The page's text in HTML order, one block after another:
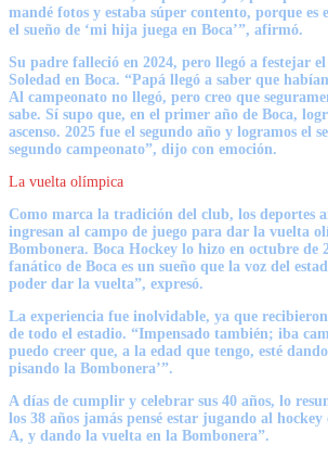
mandé fotos y estaba súper contento, porque es
el sueño de ‘mi hija juega en Boca’”, afirmó.
Su padre falleció en 2024, pero llegó a festejar
Soledad en Boca. “Papá llegó a saber que
Al campeonato no llegó, pero creo que
sabe. Sí supo que, en el primer año de Boca,
ascenso. 2025 fue el segundo año y logramos el
segundo campeonato”, dijo con emoción.
La vuelta olímpica
Como marca la tradición del club, los deportes
ingresan al campo de juego para dar la vuelta
Bombonera. Boca Hockey lo hizo en octubre de
fanático de Boca es un sueño que la voz del
poder dar la vuelta”, expresó.
La experiencia fue inolvidable, ya que
de todo el estadio. “Impensado también; iba
puedo creer que, a la edad que tengo, esté
pisando la Bombonera’”.
A días de cumplir y celebrar sus 40 años, lo
los 38 años jamás pensé estar jugando al
A, y dando la vuelta en la Bombonera”.